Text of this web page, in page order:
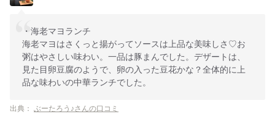
・海老マヨランチ
海老マヨはさくっと揚がってソースは上品な美味しさ♡お
粥はやさしい味わい。一品は豚まんでした。デザートは、
見た目卵豆腐のようで、卵の入った豆花かな？全体的に上
品な味わいの中華ランチでした。
出典： ぶーたろう♪さんの口コミ